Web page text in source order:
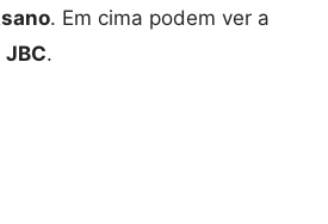
. Em cima podem ver a
JBC.